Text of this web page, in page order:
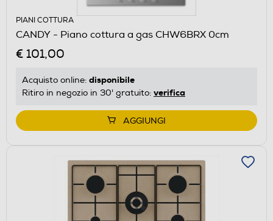
PIANI COTTURA
CANDY - Piano cottura a gas CHW6BRX 0cm
€ 101,00
Acquisto online: disponibile
Ritiro in negozio in 30' gratuito: verifica
AGGIUNGI